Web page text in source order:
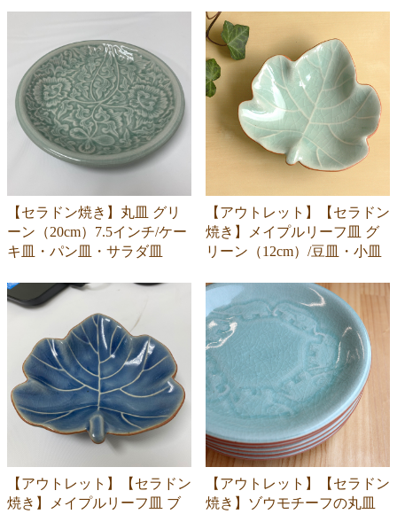
【セラドン焼き】丸皿 グリ
ーン（20cm）7.5インチ/ケー
キ皿・パン皿・サラダ皿
【アウトレット】【セラドン
焼き】メイプルリーフ皿 グ
リーン（12cm）/豆皿・小皿
【アウトレット】【セラドン
焼き】メイプルリーフ皿 ブ
【アウトレット】【セラドン
焼き】ゾウモチーフの丸皿